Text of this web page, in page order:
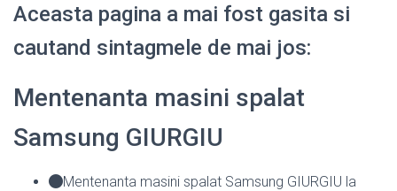
Aceasta pagina a mai fost gasita si
cautand sintagmele de mai jos:
Mentenanta masini spalat
Samsung GIURGIU
Mentenanta masini spalat Samsung GIURGIU la